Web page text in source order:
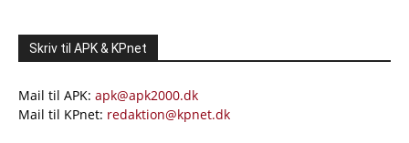
Skriv til APK & KPnet
Mail til APK: apk@apk2000.dk
Mail til KPnet: redaktion@kpnet.dk